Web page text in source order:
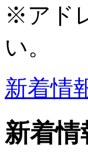
※アド
い。
新着情
新着情